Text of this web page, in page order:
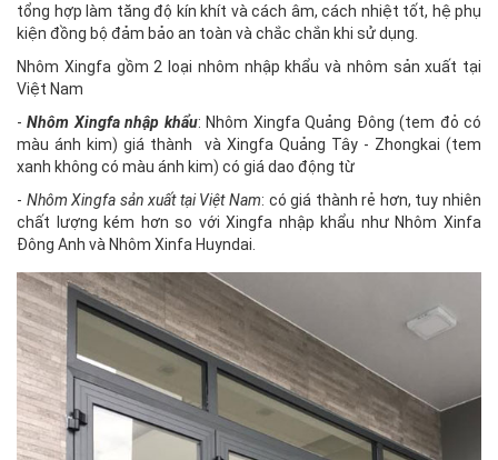
tổng hợp làm tăng độ kín khít và cách âm, cách nhiệt tốt, hệ phụ
kiện đồng bộ đảm bảo an toàn và chắc chắn khi sử dụng.
Nhôm Xingfa gồm 2 loại nhôm nhập khẩu và nhôm sản xuất tại
Việt Nam
-Nhôm Xingfa nhập khẩu: Nhôm Xingfa Quảng Đông (tem đỏ có
màu ánh kim) giá thành và Xingfa Quảng Tây - Zhongkai (tem
xanh không có màu ánh kim) có giá dao động từ
- Nhôm Xingfa sản xuất tại Việt Nam: có giá thành rẻ hơn, tuy nhiên
chất lượng kém hơn so với Xingfa nhập khẩu như Nhôm Xinfa
Đông Anh và Nhôm Xinfa Huyndai.